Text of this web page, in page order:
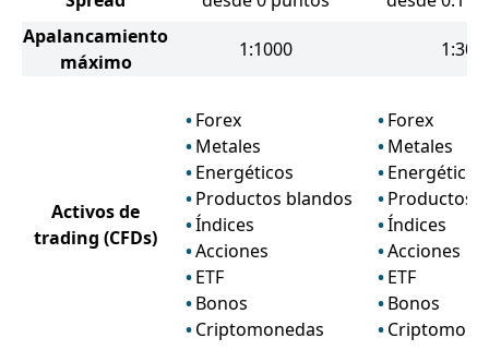
Apalancamiento
máximo
1:1000 1:30
Activos de
trading (CFDs)
Forex
Metales
Energéticos
Productos blandos
Índices
Acciones
ETF
Bonos
Criptomonedas
Forex
Metales
Energéticos
Productos
Índices
Acciones
ETF
Bonos